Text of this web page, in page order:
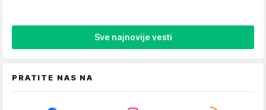
Sve najnovije vesti
PRATITE NAS NA